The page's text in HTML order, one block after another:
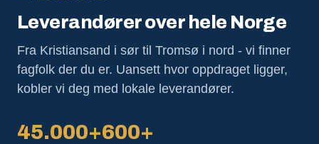
Leverandører over hele Norge
Fra Kristiansand i sør til Tromsø i nord - vi finner
fagfolk der du er. Uansett hvor oppdraget ligger,
kobler vi deg med lokale leverandører.
45.000+600+